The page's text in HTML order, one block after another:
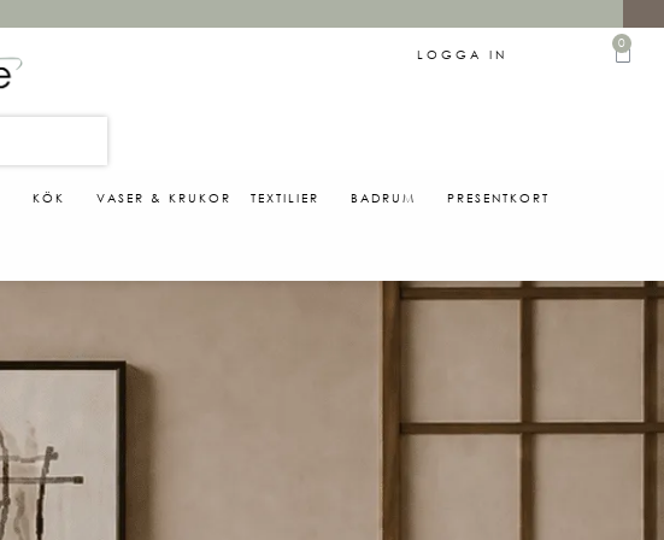
LOGGA IN
0
KÖK VASER & KRUKOR TEXTILIER BADRUM PRESENTKORT